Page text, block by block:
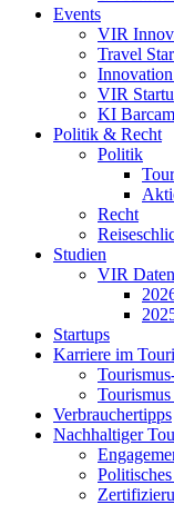
Events
VIR
Travel
VIR
KI
Politik & Recht
Politik
Recht
Studien
VIR
Startups
Karriere im
Tourismus
Verbrauchertipps
Nachhaltiger